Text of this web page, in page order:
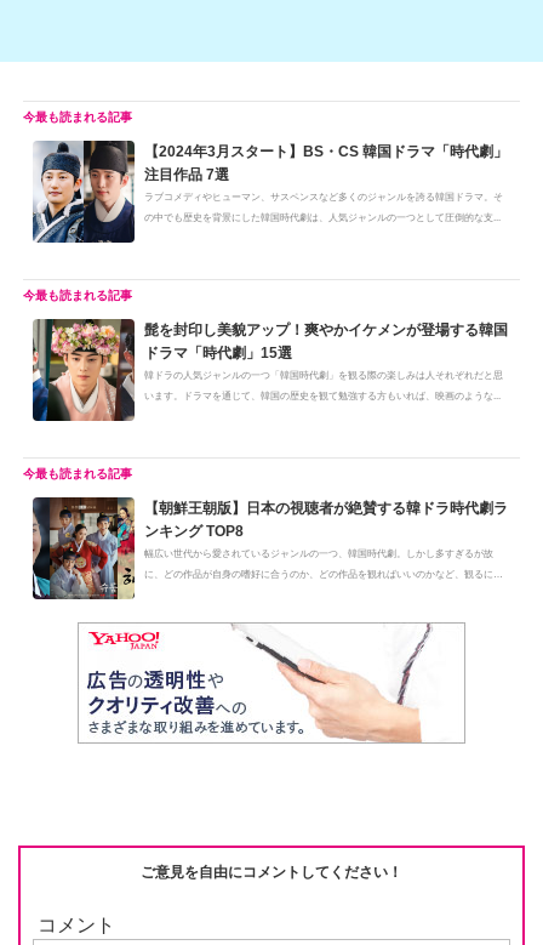
【2024年3月スタート】BS・CS 韓国ドラマ「時代劇」
注目作品 7選
ラブコメディやヒューマン、サスペンスなど多くのジャンルを誇る韓国ドラマ。そ
の中でも歴史を背景にした韓国時代劇は、人気ジャンルの一つとして圧倒的な支...
髭を封印し美貌アップ！爽やかイケメンが登場する韓国
ドラマ「時代劇」15選
韓ドラの人気ジャンルの一つ「韓国時代劇」を観る際の楽しみは人それぞれだと思
います。ドラマを通じて、韓国の歴史を観て勉強する方もいれば、映画のような...
【朝鮮王朝版】日本の視聴者が絶賛する韓ドラ時代劇ラ
ンキング TOP8
幅広い世代から愛されているジャンルの一つ、韓国時代劇。しかし多すぎるが故
に、どの作品が自身の嗜好に合うのか、どの作品を観ればいいのかなど、観るに
ご意見を自由にコメントしてください！